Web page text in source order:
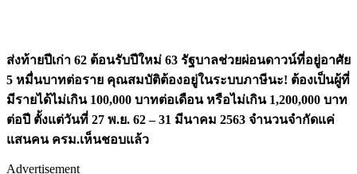
ส่งท้ายปีเก่า 62 ต้อนรับปีใหม่ 63 รัฐบาลช่วยผ่อนดาวน์ที่อยู่อาศัย
5 หมื่นบาทต่อราย คุณสมบัติต้องอยู่ในระบบภาษีนะ! ต้องเป็นผู้ที่
มีรายได้ไม่เกิน 100,000 บาทต่อเดือน หรือไม่เกิน 1,200,000 บาท
ต่อปี ตั้งแต่วันที่ 27 พ.ย. 62 – 31 มีนาคม 2563 จำนวนจำกัดแค่
แสนคน ครม.เห็นชอบแล้ว
Advertisement